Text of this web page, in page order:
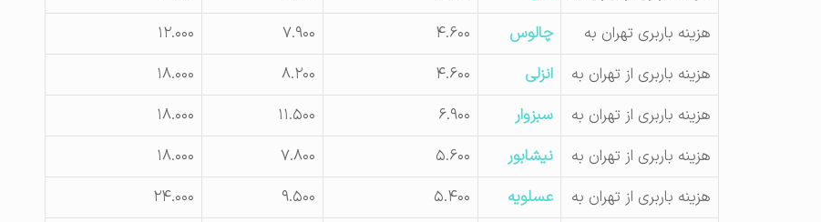
هزینه باربری تهران به
چالوس ۴.۶۰۰ ۷.۹۰۰
۱۲.۰۰۰
هزینه باربری از تهران به
انزلی ۴.۶۰۰ ۸.۲۰۰
۱۸.۰۰۰
هزینه باربری از تهران به
سبزوار ۶.۹۰۰ ۱۱.۵۰۰
۱۸.۰۰۰
هزینه باربری از تهران به
نیشابور ۵.۶۰۰ ۷.۸۰۰
۱۸.۰۰۰
هزینه باربری از تهران به
عسلویه ۵.۴۰۰ ۹.۵۰۰
۲۴.۰۰۰